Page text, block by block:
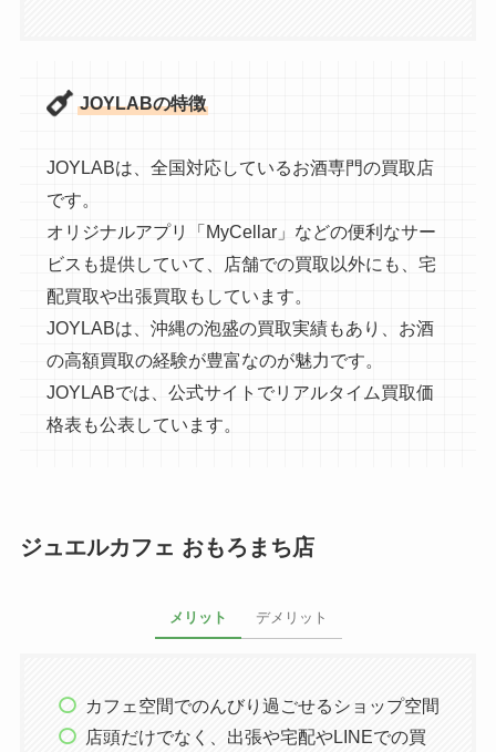
JOYLABの特徴
JOYLABは、全国対応しているお酒専門の買取店
です。
オリジナルアプリ「MyCellar」などの便利なサー
ビスも提供していて、店舗での買取以外にも、宅
配買取や出張買取もしています。
JOYLABは、沖縄の泡盛の買取実績もあり、お酒
の高額買取の経験が豊富なのが魅力です。
JOYLABでは、公式サイトでリアルタイム買取価
格表も公表しています。
ジュエルカフェ おもろまち店
メリット デメリット
カフェ空間でのんびり過ごせるショップ空間
店頭だけでなく、出張や宅配やLINEでの買